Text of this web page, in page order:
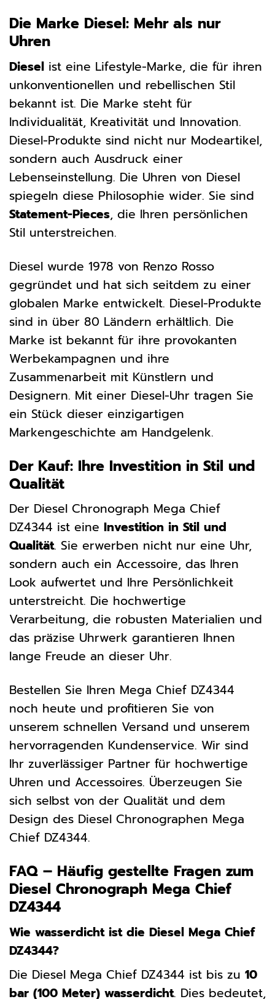
Die Marke Diesel: Mehr als nur
Uhren
Diesel ist eine Lifestyle-Marke, die für ihren
unkonventionellen und rebellischen Stil
bekannt ist. Die Marke steht für
Individualität, Kreativität und Innovation.
Diesel-Produkte sind nicht nur Modeartikel,
sondern auch Ausdruck einer
Lebenseinstellung. Die Uhren von Diesel
spiegeln diese Philosophie wider. Sie sind
Statement-Pieces, die Ihren persönlichen
Stil unterstreichen.
Diesel wurde 1978 von Renzo Rosso
gegründet und hat sich seitdem zu einer
globalen Marke entwickelt. Diesel-Produkte
sind in über 80 Ländern erhältlich. Die
Marke ist bekannt für ihre provokanten
Werbekampagnen und ihre
Zusammenarbeit mit Künstlern und
Designern. Mit einer Diesel-Uhr tragen Sie
ein Stück dieser einzigartigen
Markengeschichte am Handgelenk.
Der Kauf: Ihre Investition in Stil und
Qualität
Der Diesel Chronograph Mega Chief
DZ4344 ist eine Investition in Stil und
Qualität. Sie erwerben nicht nur eine Uhr,
sondern auch ein Accessoire, das Ihren
Look aufwertet und Ihre Persönlichkeit
unterstreicht. Die hochwertige
Verarbeitung, die robusten Materialien und
das präzise Uhrwerk garantieren Ihnen
lange Freude an dieser Uhr.
Bestellen Sie Ihren Mega Chief DZ4344
noch heute und profitieren Sie von
unserem schnellen Versand und unserem
hervorragenden Kundenservice. Wir sind
Ihr zuverlässiger Partner für hochwertige
Uhren und Accessoires. Überzeugen Sie
sich selbst von der Qualität und dem
Design des Diesel Chronographen Mega
Chief DZ4344.
FAQ – Häufig gestellte Fragen zum
Diesel Chronograph Mega Chief
DZ4344
Wie wasserdicht ist die Diesel Mega Chief
DZ4344?
Die Diesel Mega Chief DZ4344 ist bis zu 10
bar (100 Meter) wasserdicht. Dies bedeutet,